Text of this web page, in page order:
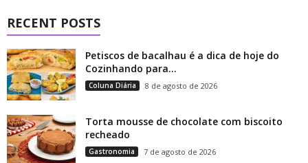
RECENT POSTS
Petiscos de bacalhau é a dica de hoje do
Cozinhando para...
Coluna Diária 8 de agosto de 2026
Torta mousse de chocolate com biscoito
recheado
Gastronomia 7 de agosto de 2026